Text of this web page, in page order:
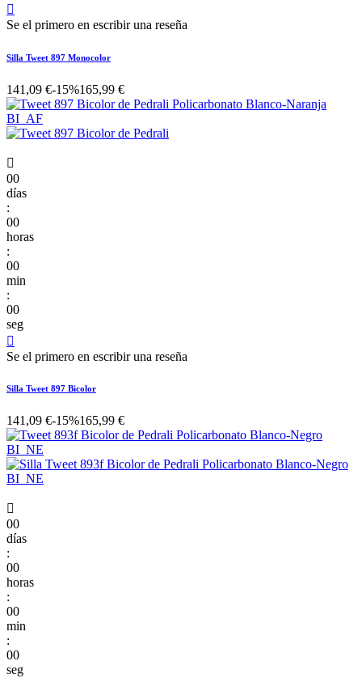

Se el primero en escribir una reseña
Silla Tweet 897 Monocolor
141,09 €-15%165,99 €

00
días
:
00
horas
:
00
min
:
00
seg

Se el primero en escribir una reseña
Silla Tweet 897 Bicolor
141,09 €-15%165,99 €

00
días
:
00
horas
:
00
min
:
00
seg